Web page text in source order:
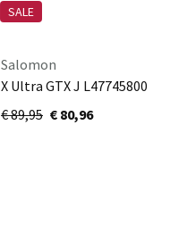
SALE
Salomon
X Ultra GTX J L47745800
€ 89,95 € 80,96